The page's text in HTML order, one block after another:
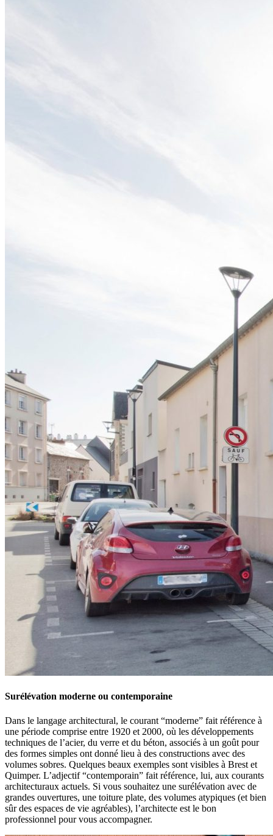
Surélévation moderne ou contemporaine
Dans le langage architectural, le courant “moderne” fait référence à
une période comprise entre 1920 et 2000, où les développements
techniques de l’acier, du verre et du béton, associés à un goût pour
des formes simples ont donné lieu à des constructions avec des
volumes sobres. Quelques beaux exemples sont visibles à Brest et
Quimper. L’adjectif “contemporain” fait référence, lui, aux courants
architecturaux actuels. Si vous souhaitez une surélévation avec de
grandes ouvertures, une toiture plate, des volumes atypiques (et bien
sûr des espaces de vie agréables), l’architecte est le bon
professionnel pour vous accompagner.